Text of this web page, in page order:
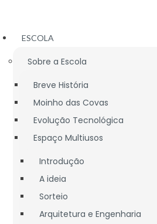
ESCOLA
Sobre a Escola
Breve História
Moinho das Covas
Evolução Tecnológica
Espaço Multiusos
Introdução
A ideia
Sorteio
Arquitetura e Engenharia